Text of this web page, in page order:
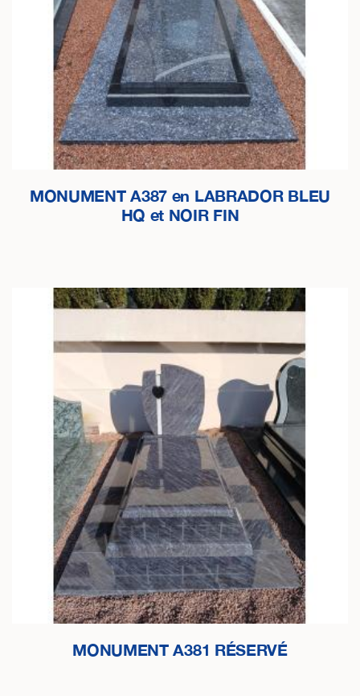
MONUMENT A387 en LABRADOR BLEU
HQ et NOIR FIN
MONUMENT A381 RÉSERVÉ